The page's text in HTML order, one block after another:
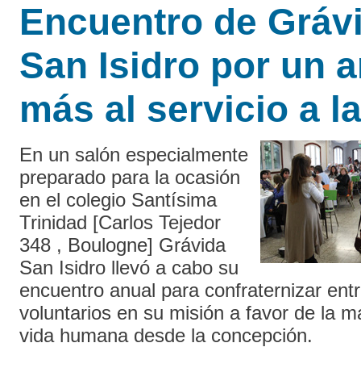
Encuentro de
San Isidro por un
más al servicio a
En un salón especialmente
preparado para la ocasión
en el colegio Santísima
Trinidad [Carlos Tejedor
348 , Boulogne] Grávida
San Isidro llevó a cabo su
encuentro anual para confraternizar
voluntarios en su misión a favor de la
vida humana desde la concepción.